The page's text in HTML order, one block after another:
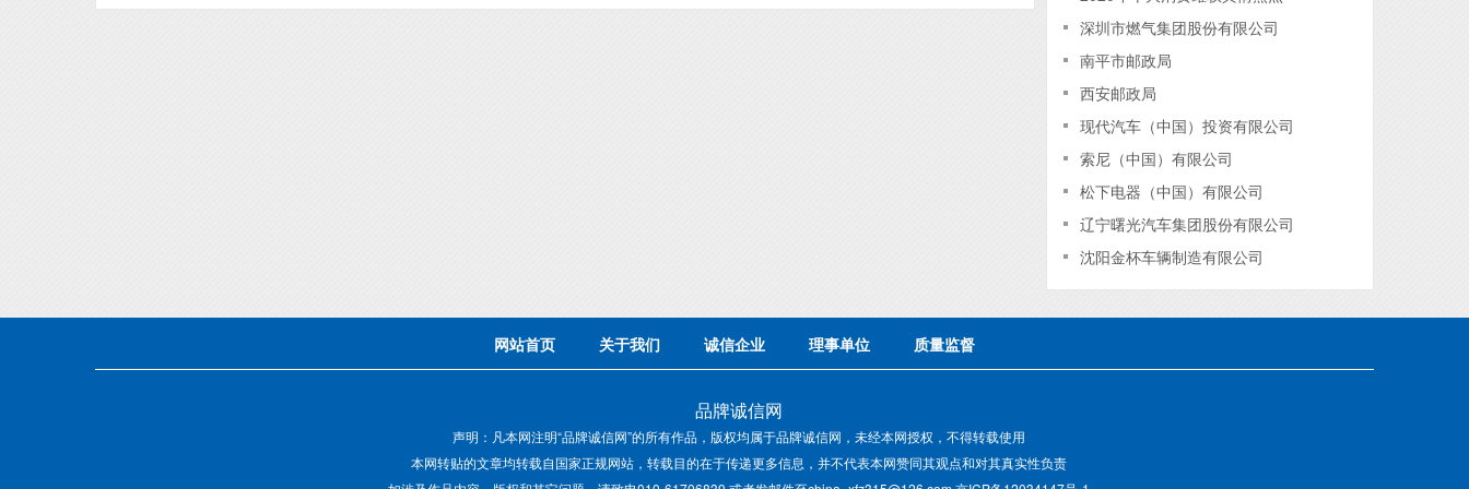
深圳市燃气集团股份有限公司
南平市邮政局
西安邮政局
现代汽车（中国）投资有限公司
索尼（中国）有限公司
松下电器（中国）有限公司
辽宁曙光汽车集团股份有限公司
沈阳金杯车辆制造有限公司
网站首页 关于我们 诚信企业 理事单位 质量监督
品牌诚信网
声明：凡本网注明“品牌诚信网”的所有作品，版权均属于品牌诚信网，未经本网授权，不得转载使用
本网转贴的文章均转载自国家正规网站，转载目的在于传递更多信息，并不代表本网赞同其观点和对其真实性负责